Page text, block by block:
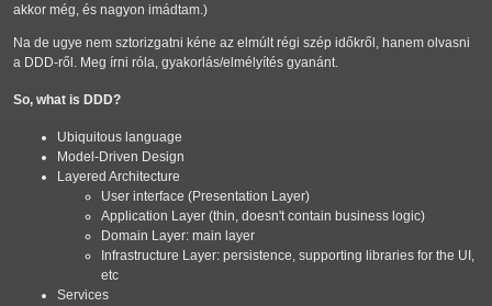
akkor még, és nagyon imádtam.)
Na de ugye nem sztorizgatni kéne az elmúlt régi szép időkről, hanem olvasni
a DDD-ről. Meg írni róla, gyakorlás/elmélyítés gyanánt.
So, what is DDD?
Ubiquitous language
Model-Driven Design
Layered Architecture
User interface (Presentation Layer)
Application Layer (thin, doesn't contain business logic)
Domain Layer: main layer
Infrastructure Layer: persistence, supporting libraries for the UI,
etc
Services